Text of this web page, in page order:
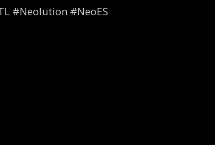
#Neolution #NeoES